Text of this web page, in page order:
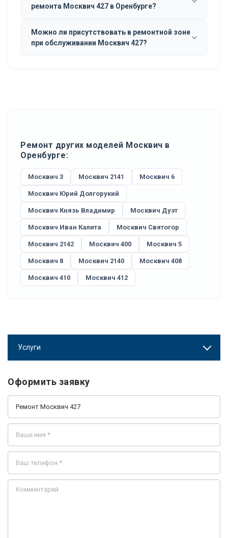
ремонта Москвич 427 в Оренбурге?
Можно ли присутствовать в ремонтной зоне
при обслуживании Москвич 427?
Ремонт других моделей Москвич в
Оренбурге:
Москвич 3 Москвич 2141 Москвич 6
Москвич Юрий Долгорукий
Москвич Князь Владимир Москвич Дуэт
Москвич Иван Калита Москвич Святогор
Москвич 2142 Москвич 400 Москвич 5
Москвич 8 Москвич 2140 Москвич 408
Москвич 410 Москвич 412
Услуги
Оформить заявку